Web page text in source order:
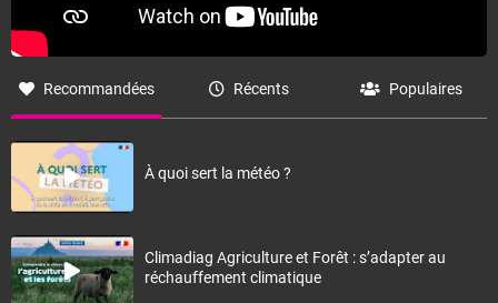
Recommandées Récents Populaires
À quoi sert la météo ?
Climadiag Agriculture et Forêt : s’adapter au
réchauffement climatique